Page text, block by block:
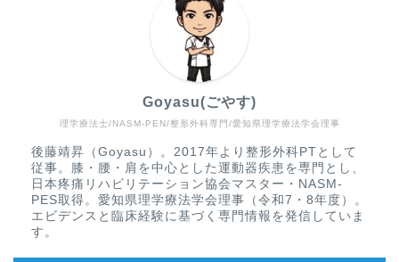
理学療法士/NASM-PEN/整形外科専門/愛知県理学療法学会理事
Goyasu(ごやす)
後藤靖昇（Goyasu）。2017年より整形外科PTとして
従事。膝・腰・肩を中心とした運動器疾患を専門とし、
日本疼痛リハビリテーション協会マスター・NASM-
PES取得。愛知県理学療法学会理事（令和7・8年度）。
エビデンスと臨床経験に基づく専門情報を発信していま
す。
疾患から探す